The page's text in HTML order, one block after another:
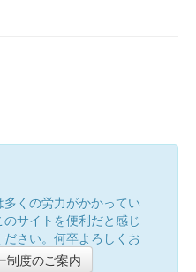
くの労力がかかってい
サイトを便利だと感じ
さい。何卒よろしくお
制度のご案内